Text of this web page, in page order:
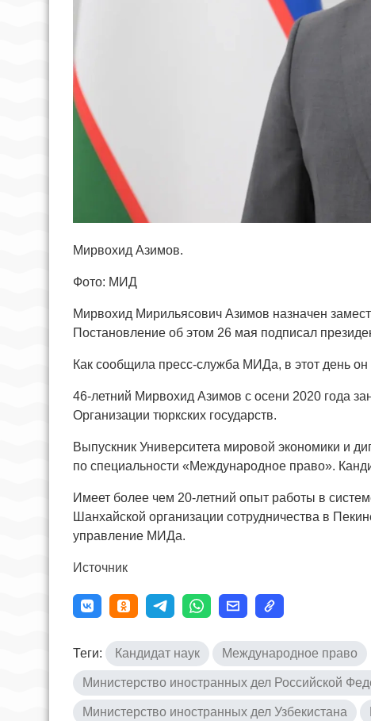
Мирвохид Азимов.
Фото: МИД
Мирвохид Мирильясович Азимов назначен
Постановление об этом 26 мая подписал
Как сообщила пресс-служба МИДа, в этот день
46-летний Мирвохид Азимов с осени 2020 года
Организации тюркских государств.
Выпускник Университета мировой экономики и
по специальности «Международное право».
Имеет более чем 20-летний опыт работы в
Шанхайской организации сотрудничества в
управление МИДа.
Источник
Теги: Кандидат наук Международное право
Министерство иностранных дел Российской
Министерство иностранных дел Узбекистана